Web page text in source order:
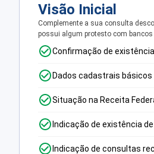
Visão Inicial
Complemente a sua consulta
possui algum protesto com bancos
Confirmação de existência
Dados cadastrais básicos
Situação na Receita
Indicação de existência
Indicação de consultas